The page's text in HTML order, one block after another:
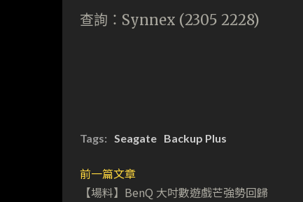
查詢：Synnex (2305 2228)
Tags: Seagate Backup Plus
前一篇文章
【場料】BenQ 大吋數遊戲芒強勢回歸